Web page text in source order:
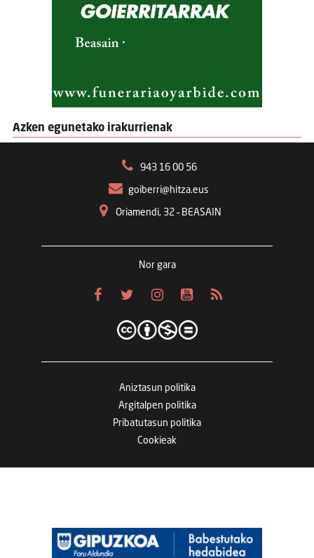
Azken egunetako irakurrienak
943 16 00 56
goiberri@hitza.eus
Oriamendi, 32 – BEASAIN
Nor gara
Aniztasun politika
Argitalpen politika
Pribatutasun politika
Cookieak